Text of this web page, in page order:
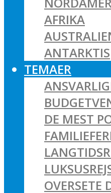
AFRIKA
ANTARKTIS
TEMAER
DE MEST
OVERSETE